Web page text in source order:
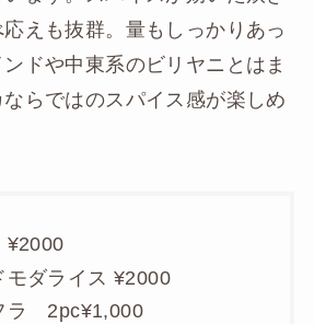
えも抜群。量もしっかりあっ
ドや中東系のビリヤニとはま
らではのスパイス感が楽しめ
モダライス ¥2000
ラ 2pc¥1,000